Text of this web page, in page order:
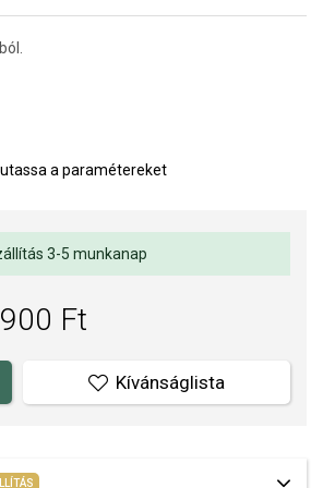
modell jellegzetes dizájnnal rendelkezik,
meggyőző egyediségükről.
a paramétereket
3-5 munkanap
Ft
Kívánságlista